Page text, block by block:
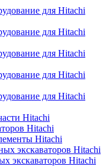
для Hitachi
для Hitachi
для Hitachi
для Hitachi
для Hitachi
Hitachi
Hitachi
Hitachi
экскаваторов Hitachi
экскаваторов Hitachi